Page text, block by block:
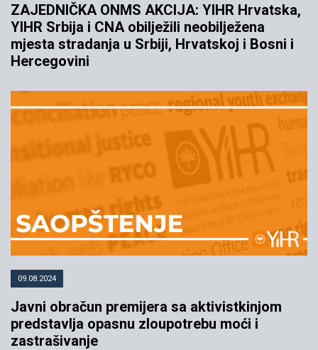
ZAJEDNIČKA ONMS AKCIJA: YIHR Hrvatska,
YIHR Srbija i CNA obilježili neobilježena
mjesta stradanja u Srbiji, Hrvatskoj i Bosni i
Hercegovini
09.08.2024
Javni obračun premijera sa aktivistkinjom
predstavlja opasnu zloupotrebu moći i
zastrašivanje